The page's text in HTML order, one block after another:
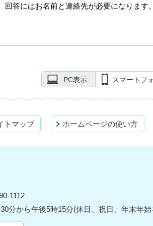
答にはお名前と連絡先が必要になります。
PC表示 スマートフ
トマップ ホームページの使い方
1112
分から午後5時15分(休日、祝日、年末年始